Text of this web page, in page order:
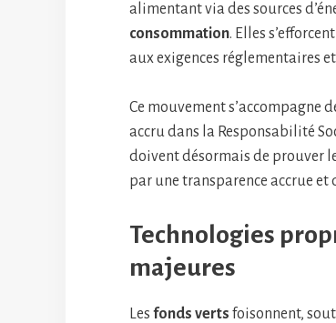
alimentant via des sources
consommation. Elles
aux exigences réglementaires
Ce mouvement s’accompagne
accru dans la Responsabilité
doivent désormais de prouver
par une transparence accrue
Technologies
majeures
Les fonds verts foisonnent,